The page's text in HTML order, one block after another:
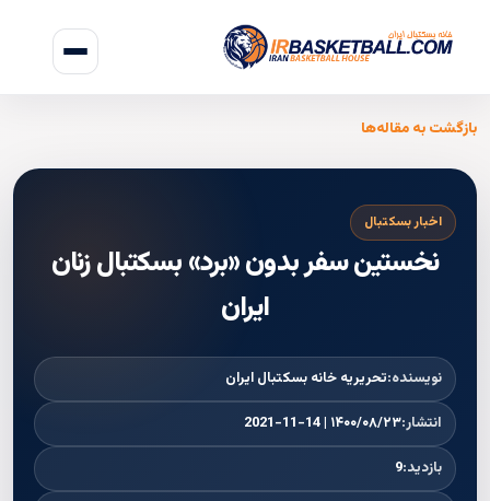
بازگشت به مقاله‌ها
اخبار بسکتبال
نخستین سفر بدون «برد» بسکتبال زنان
ایران
نویسنده:تحریریه خانه بسکتبال ایران
انتشار:۱۴۰۰/۰۸/۲۳ | 2021-11-14
بازدید:9